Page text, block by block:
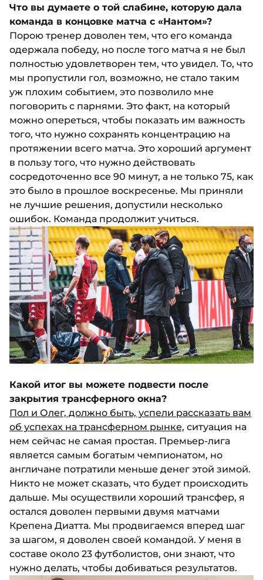
Что вы думаете о той слабине, которую дала
команда в концовке матча с «Нантом»?
Порою тренер доволен тем, что его команда
одержала победу, но после того матча я не был
полностью удовлетворен тем, что увидел. То, что
мы пропустили гол, возможно, не стало таким
уж плохим событием, это позволило мне
поговорить с парнями. Это факт, на который
можно опереться, чтобы показать им важность
того, что нужно сохранять концентрацию на
протяжении всего матча. Это хороший аргумент
в пользу того, что нужно действовать
сосредоточенно все 90 минут, а не только 75, как
это было в прошлое воскресенье. Мы приняли
не лучшие решения, допустили несколько
ошибок. Команда продолжит учиться.
Какой итог вы можете подвести после
закрытия трансферного окна?
Пол и Олег, должно быть, успели рассказать вам
об успехах на трансферном рынке, ситуация на
нем сейчас не самая простая. Премьер-лига
является самым богатым чемпионатом, но
англичане потратили меньше денег этой зимой.
Никто не может сказать, что будет происходить
дальше. Мы осуществили хороший трансфер, я
остался доволен первыми двумя матчами
Крепена Диатта. Мы продвигаемся вперед шаг
за шагом, я доволен своей командой. У меня в
составе около 23 футболистов, они знают, что
нужно делать, чтобы добиваться результатов.